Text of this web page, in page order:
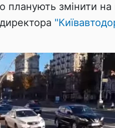
планують змінити на